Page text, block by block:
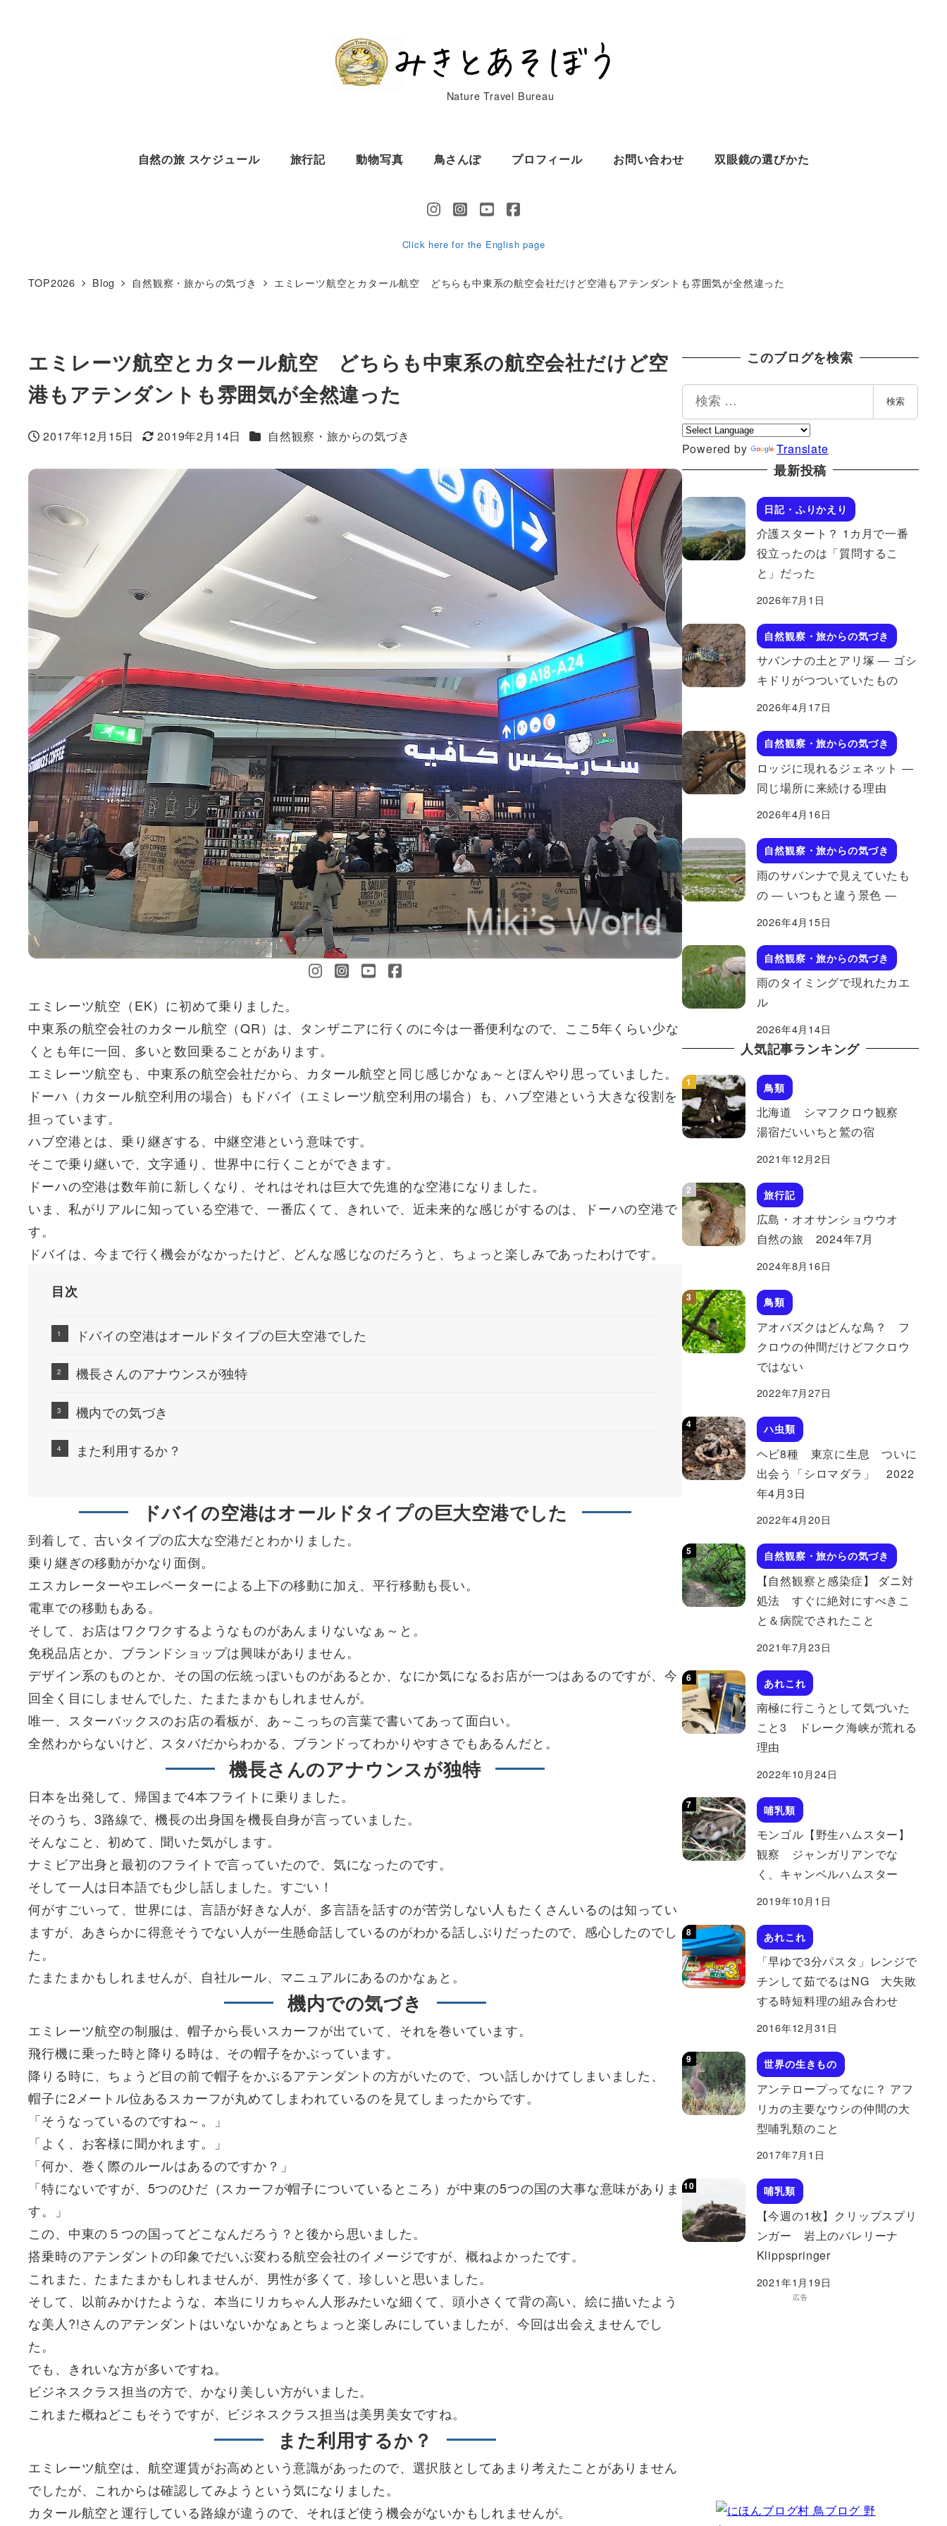
Nature Travel Bureau
自然の旅 スケジュール 旅行記 動物写真 鳥さんぽ プロフィール お問い合わせ 双眼鏡の選びかた
Click here for the English page
TOP2026 Blog 自然観察・旅からの気づき エミレーツ航空とカタール航空 どちらも中東系の航空会社だけど空港もアテンダントも雰囲気が全然違った
エミレーツ航空とカタール航空 どちらも中東系の航空会社だけど空
港もアテンダントも雰囲気が全然違った
投稿日
2017年12月15日
更新日
2019年2月14日 カテゴリー
自然観察・旅からの気づき
エミレーツ航空（EK）に初めて乗りました。
中東系の航空会社のカタール航空（QR）は、タンザニアに行くのに今は一番便利なので、ここ5年くらい少な
くとも年に一回、多いと数回乗ることがあります。
エミレーツ航空も、中東系の航空会社だから、カタール航空と同じ感じかなぁ～とぼんやり思っていました。
ドーハ（カタール航空利用の場合）もドバイ（エミレーツ航空利用の場合）も、ハブ空港という大きな役割を
担っています。
ハブ空港とは、乗り継ぎする、中継空港という意味です。
そこで乗り継いで、文字通り、世界中に行くことができます。
ドーハの空港は数年前に新しくなり、それはそれは巨大で先進的な空港になりました。
いま、私がリアルに知っている空港で、一番広くて、きれいで、近未来的な感じがするのは、ドーハの空港で
す。
ドバイは、今まで行く機会がなかったけど、どんな感じなのだろうと、ちょっと楽しみであったわけです。
目次
ドバイの空港はオールドタイプの巨大空港でした
機長さんのアナウンスが独特
機内での気づき
また利用するか？
ドバイの空港はオールドタイプの巨大空港でした
到着して、古いタイプの広大な空港だとわかりました。
乗り継ぎの移動がかなり面倒。
エスカレーターやエレベーターによる上下の移動に加え、平行移動も長い。
電車での移動もある。
そして、お店はワクワクするようなものがあんまりないなぁ～と。
免税品店とか、ブランドショップは興味がありません。
デザイン系のものとか、その国の伝統っぽいものがあるとか、なにか気になるお店が一つはあるのですが、今
回全く目にしませんでした、たまたまかもしれませんが。
唯一、スターバックスのお店の看板が、あ～こっちの言葉で書いてあって面白い。
全然わからないけど、スタバだからわかる、ブランドってわかりやすさでもあるんだと。
機長さんのアナウンスが独特
日本を出発して、帰国まで4本フライトに乗りました。
そのうち、3路線で、機長の出身国を機長自身が言っていました。
そんなこと、初めて、聞いた気がします。
ナミビア出身と最初のフライトで言っていたので、気になったのです。
そして一人は日本語でも少し話しました。すごい！
何がすごいって、世界には、言語が好きな人が、多言語を話すのが苦労しない人もたくさんいるのは知ってい
ますが、あきらかに得意そうでない人が一生懸命話しているのがわかる話しぶりだったので、感心したのでし
た。
たまたまかもしれませんが、自社ルール、マニュアルにあるのかなぁと。
機内での気づき
エミレーツ航空の制服は、帽子から長いスカーフが出ていて、それを巻いています。
飛行機に乗った時と降りる時は、その帽子をかぶっています。
降りる時に、ちょうど目の前で帽子をかぶるアテンダントの方がいたので、つい話しかけてしまいました、
帽子に2メートル位あるスカーフが丸めてしまわれているのを見てしまったからです。
「そうなっているのですね～。」
「よく、お客様に聞かれます。」
「何か、巻く際のルールはあるのですか？」
「特にないですが、5つのひだ（スカーフが帽子についているところ）が中東の5つの国の大事な意味がありま
す。」
この、中東の５つの国ってどこなんだろう？と後から思いました。
搭乗時のアテンダントの印象でだいぶ変わる航空会社のイメージですが、概ねよかったです。
これまた、たまたまかもしれませんが、男性が多くて、珍しいと思いました。
そして、以前みかけたような、本当にリカちゃん人形みたいな細くて、頭小さくて背の高い、絵に描いたよう
な美人?!さんのアテンダントはいないかなぁとちょっと楽しみにしていましたが、今回は出会えませんでし
た。
でも、きれいな方が多いですね。
ビジネスクラス担当の方で、かなり美しい方がいました。
これまた概ねどこもそうですが、ビジネスクラス担当は美男美女ですね。
また利用するか？
エミレーツ航空は、航空運賃がお高めという意識があったので、選択肢としてあまり考えたことがありません
でしたが、これからは確認してみようという気になりました。
カタール航空と運行している路線が違うので、それほど使う機会がないかもしれませんが。
このブログを検索
索
検索
Powered by Translate
最新投稿
日記・ふりかえり
介護スタート？ 1カ月で一番
役立ったのは「質問するこ
と」だった
2026年7月1日
自然観察・旅からの気づき
サバンナの土とアリ塚 ― ゴシ
キドリがつついていたもの
2026年4月17日
自然観察・旅からの気づき
ロッジに現れるジェネット ―
同じ場所に来続ける理由
2026年4月16日
自然観察・旅からの気づき
雨のサバンナで見えていたも
の ― いつもと違う景色 ―
2026年4月15日
自然観察・旅からの気づき
雨のタイミングで現れたカエ
ル
2026年4月14日
人気記事ランキング
鳥類
北海道 シマフクロウ観察
湯宿だいいちと鷲の宿
2021年12月2日
旅行記
広島・オオサンショウウオ
自然の旅 2024年7月
2024年8月16日
鳥類
アオバズクはどんな鳥？ フ
クロウの仲間だけどフクロウ
ではない
2022年7月27日
ハ虫類
ヘビ8種 東京に生息 ついに
出会う「シロマダラ」 2022
年4月3日
2022年4月20日
自然観察・旅からの気づき
【自然観察と感染症】 ダニ対
処法 すぐに絶対にすべきこ
と＆病院でされたこと
2021年7月23日
あれこれ
南極に行こうとして気づいた
こと3 ドレーク海峡が荒れる
理由
2022年10月24日
哺乳類
モンゴル【野生ハムスター】
観察 ジャンガリアンでな
く、キャンベルハムスター
2019年10月1日
あれこれ
「早ゆで3分パスタ」レンジで
チンして茹でるはNG 大失敗
する時短料理の組み合わせ
2016年12月31日
世界の生きもの
アンテロープってなに？ アフ
リカの主要なウシの仲間の大
型哺乳類のこと
2017年7月1日
哺乳類
【今週の1枚】クリップスプリ
ンガー 岩上のバレリーナ
Klippspringer
2021年1月19日
広告